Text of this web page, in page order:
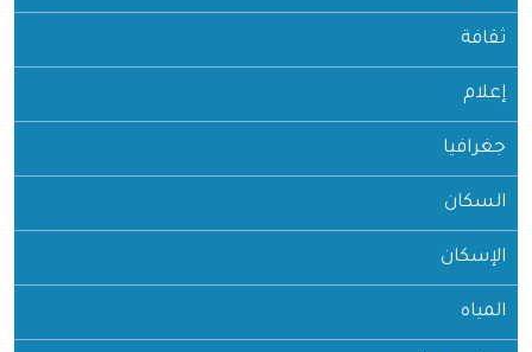
ثقافة
إعلام
جغرافيا
السكان
الإسكان
المياه